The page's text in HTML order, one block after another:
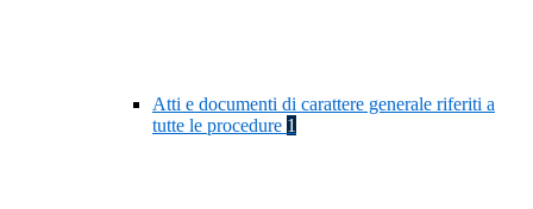
Atti e documenti di carattere generale riferiti a
tutte le procedure 1